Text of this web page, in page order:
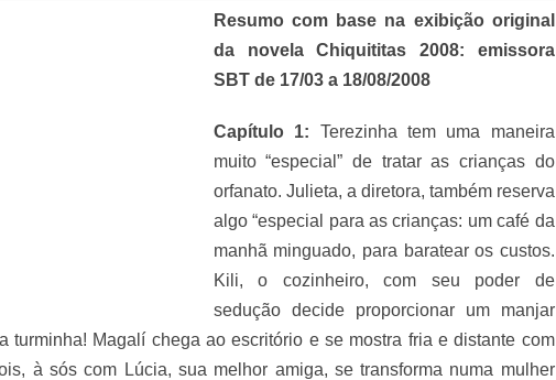
Resumo com base na exibição original
da novela Chiquititas 2008: emissora
SBT de 17/03 a 18/08/2008
Capítulo 1: Terezinha tem uma maneira
muito “especial” de tratar as crianças do
orfanato. Julieta, a diretora, também reserva
algo “especial para as crianças: um café da
manhã minguado, para baratear os custos.
Kili, o cozinheiro, com seu poder de
sedução decide proporcionar um manjar
turminha! Magalí chega ao escritório e se mostra fria e distante com
à sós com Lúcia, sua melhor amiga, se transforma numa mulher